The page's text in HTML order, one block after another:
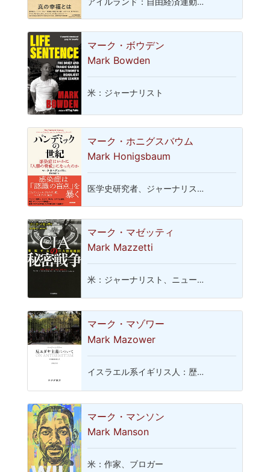
マーク・ボウデン
Mark Bowden
米：ジャーナリスト
マーク・ホニグスバウム
Mark Honigsbaum
医学史研究者、ジャーナリス…
マーク・マゼッティ
Mark Mazzetti
米：ジャーナリスト、ニュー…
マーク・マゾワー
Mark Mazower
イスラエル系イギリス人：歴…
マーク・マンソン
Mark Manson
米：作家、ブロガー